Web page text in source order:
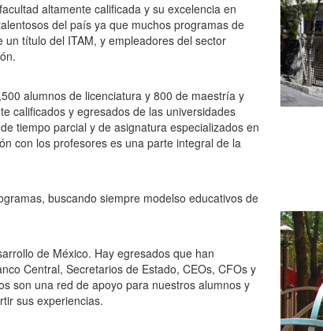
altamente calificada y su excelencia en
del país ya que muchos programas de
título del ITAM, y empleadores del sector
alumnos de licenciatura y 800 de maestría y
calificados y egresados de las universidades
tiempo parcial y de asignatura especializados en
con los profesores es una parte integral de la
buscando siempre modelso educativos de
de México. Hay egresados que han
Central, Secretarios de Estado, CEOs, CFOs y
son una red de apoyo para nuestros alumnos y
sus experiencias.